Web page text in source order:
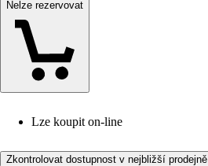
Nelze rezervovat
Lze koupit on-line
Zkontrolovat dostupnost v nejbližší prodejně